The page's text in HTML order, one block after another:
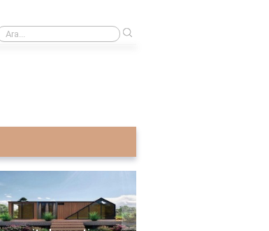
En Güzel Yeri Neresi?
›